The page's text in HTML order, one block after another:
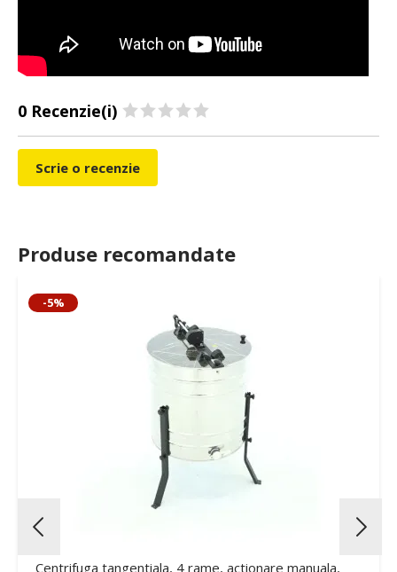
0 Recenzie(i)
Scrie o recenzie
Produse recomandate
-5%
Centrifuga tangentiala, 4 rame, actionare manuala,